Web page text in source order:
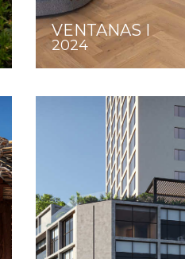
VENTANAS I
2024